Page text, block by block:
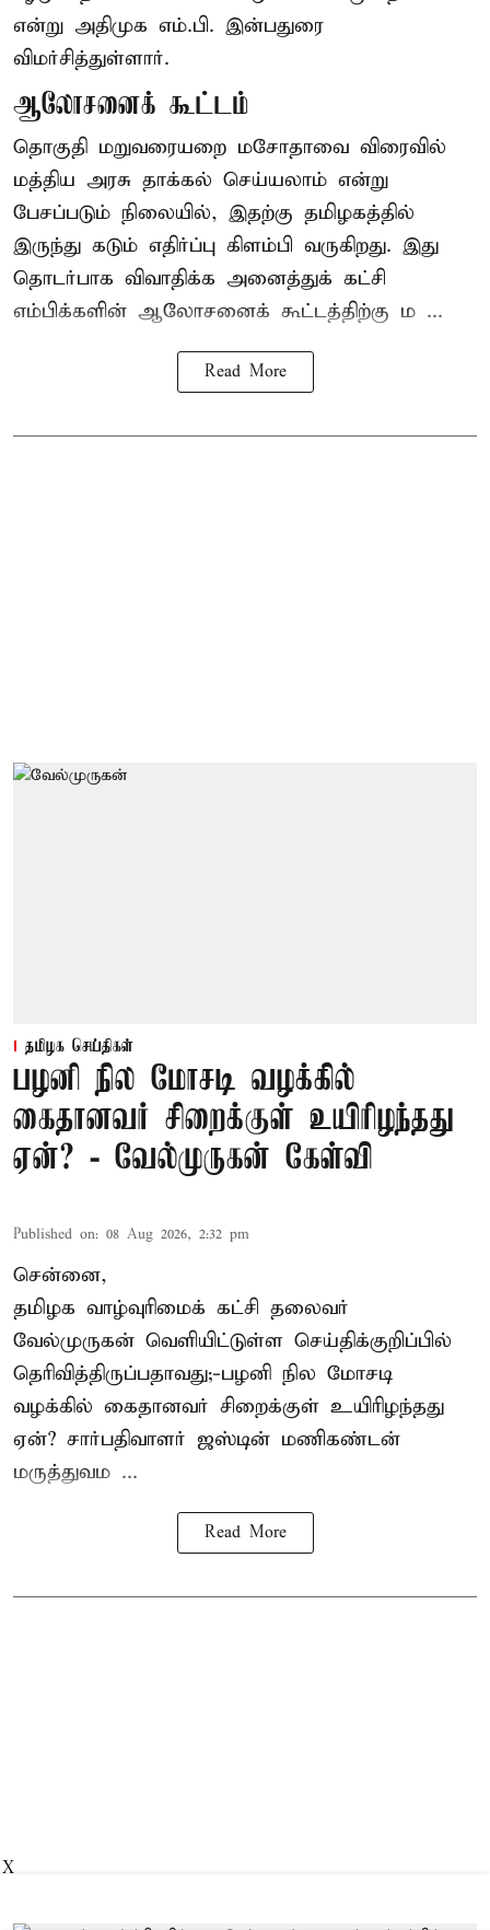
என்று அதிமுக எம்.பி. இன்பதுரை
விமர்சித்துள்ளார்.
ஆலோசனைக் கூட்டம்
தொகுதி மறுவரையறை மசோதாவை விரைவில்
மத்திய அரசு தாக்கல் செய்யலாம் என்று
பேசப்படும் நிலையில், இதற்கு தமிழகத்தில்
இருந்து கடும் எதிர்ப்பு கிளம்பி வருகிறது. இது
தொடர்பாக விவாதிக்க அனைத்துக் கட்சி
எம்பிக்களின் ஆலோசனைக் கூட்டத்திற்கு ம ...
Read More
தமிழக செய்திகள்
பழனி நில மோசடி வழக்கில்
கைதானவர் சிறைக்குள் உயிரிழந்தது
ஏன்? - வேல்முருகன் கேள்வி
Published on: 08 Aug 2026, 2:32 pm
சென்னை,
தமிழக வாழ்வுரிமைக் கட்சி தலைவர்
வேல்முருகன் வெளியிட்டுள்ள செய்திக்குறிப்பில்
தெரிவித்திருப்பதாவது;-பழனி நில மோசடி
வழக்கில் கைதானவர் சிறைக்குள் உயிரிழந்தது
ஏன்? சார்பதிவாளர் ஜஸ்டின் மணிகண்டன்
மருத்துவம ...
Read More
X